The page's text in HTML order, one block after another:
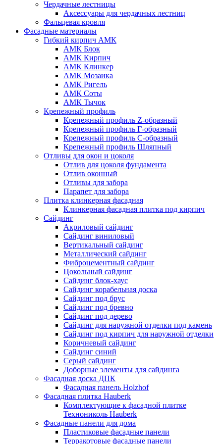
Чердачные лестницы
Аксессуары для чердачных лестниц
Фальцевая кровля
Фасадные материалы
Гибкий кирпич АМК
АМК Блок
АМК Кирпич
АМК Клинкер
АМК Мозаика
АМК Ригель
АМК Соты
АМК Тычок
Крепежный профиль
Крепежный профиль Z-образный
Крепежный профиль Г-образный
Крепежный профиль С-образный
Крепежный профиль Шляпный
Отливы для окон и цоколя
Отлив для цоколя фундамента
Отлив оконный
Отливы для забора
Парапет для забора
Плитка клинкерная фасадная
Клинкерная фасадная плитка под кирпич
Сайдинг
Акриловый сайдинг
Сайдинг виниловый
Вертикальный сайдинг
Металлический сайдинг
Фиброцементный сайдинг
Цокольный сайдинг
Сайдинг блок-хаус
Сайдинг корабельная доска
Сайдинг под брус
Сайдинг под бревно
Сайдинг под дерево
Сайдинг для наружной отделки под камень
Сайдинг под кирпич для наружной отделки
Коричневый сайдинг
Сайдинг синий
Серый сайдинг
Доборные элементы для сайдинга
Фасадная доска ДПК
Фасадная панель Holzhof
Фасадная плитка Hauberk
Комплектующие к фасадной плитке
Технониколь Hauberk
Фасадные панели для дома
Пластиковые фасадные панели
Терракотовые фасадные панели